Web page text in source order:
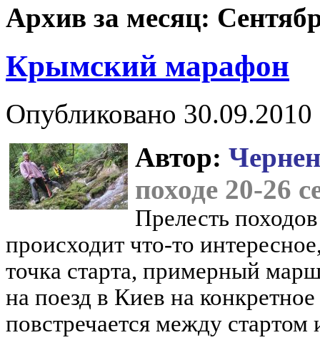
Архив за месяц:
Крымский марафон
Опубликовано 30.09.2010
Автор:
походе 20-26
Прелесть
происходит что-то
точка старта, примерный
на поезд в Киев на
повстречается между